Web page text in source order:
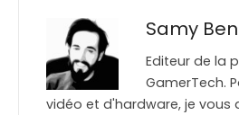
Samy
Editeur de la
GamerTech.
vidéo et d'hardware, je